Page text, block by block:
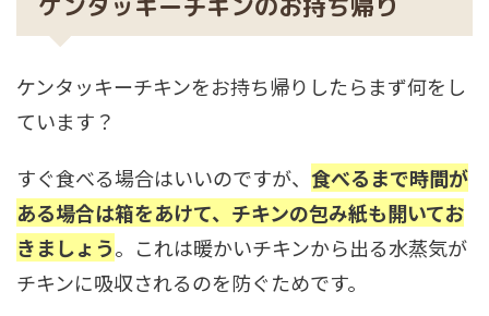
ケンタッキーチキンをお持ち帰りしたらまず何をし
ています？
すぐ食べる場合はいいのですが、 食べるまで時間が
ある場合は箱をあけて、チキンの包み紙も開いてお
きましょう。これは暖かいチキンから出る水蒸気が
チキンに吸収されるのを防ぐためです。